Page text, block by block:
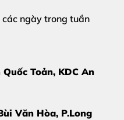
phát sinh chi phí
tai nghe
3 có thể thay đổi tùy
các ngày trong tuần
Toản, KDC An
Văn Hòa, P.Long